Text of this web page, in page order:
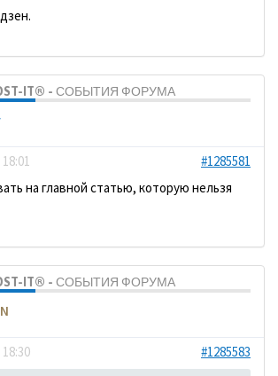
IT® - СОБЫТИЯ ФОРУМА
#1285581
на главной статью, которую нельзя
IT® - СОБЫТИЯ ФОРУМА
#1285583